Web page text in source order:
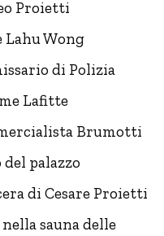
Proietti
Wong
di Polizia
Lafitte
Brumotti
palazzo
di Cesare Proietti
nella sauna delle